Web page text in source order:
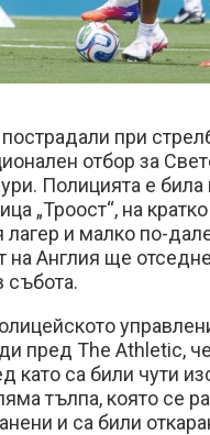
при
отбор за
Полицията е била
„Троост“, на
и малко по-
на Англия ще
събота.
пред The Athletic,
като са били чути
тълпа, която се
и са били